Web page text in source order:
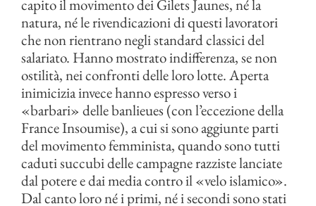
capito il movimento dei Gilets Jaunes, né la
natura, né le rivendicazioni di questi lavoratori
che non rientrano negli standard classici del
salariato. Hanno mostrato indifferenza, se non
ostilità, nei confronti delle loro lotte. Aperta
inimicizia invece hanno espresso verso i
«barbari» delle banlieues (con l’eccezione della
France Insoumise), a cui si sono aggiunte parti
del movimento femminista, quando sono tutti
caduti succubi delle campagne razziste lanciate
dal potere e dai media contro il «velo islamico».
Dal canto loro né i primi, né i secondi sono stati